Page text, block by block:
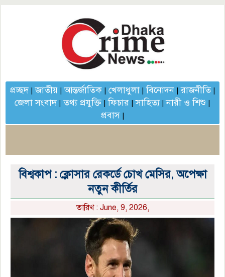
প্রচ্ছদ|জাতীয়|আন্তর্জাতিক| খেলাধুলা|বিনোদন|রাজনীতি|
জেলা সংবাদ|তথ্য প্রযুক্তি |ফিচার |সাহিত্য|নারী ও শিশু |
প্রবাস|
বিশ্বকাপ : ক্লোসার রেকর্ডে চোখ মেসির, অপেক্ষা
নতুন কীর্তির
তারিখ : June, 9, 2026,